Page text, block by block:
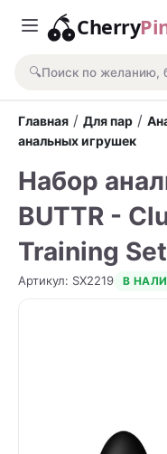
Cherry
🔍Поиск по желанию,
Главная / Для пар /
анальных игрушек
Набор
BUTTR -
Training Set
Артикул: SX2219 В